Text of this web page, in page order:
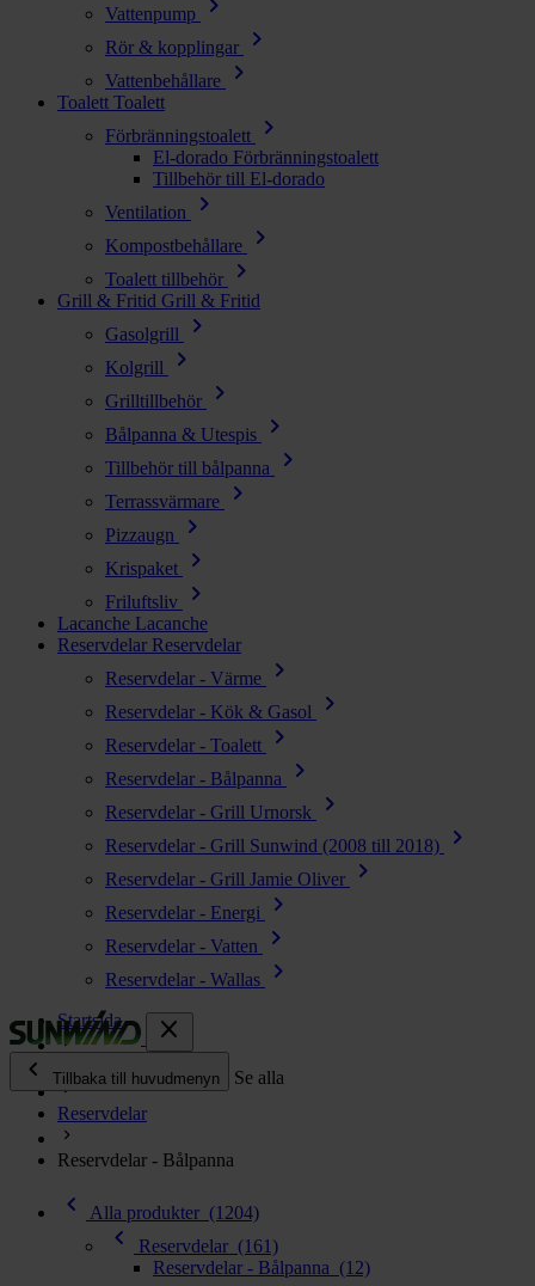
Vattenpump
Rör & kopplingar chevron_right
Vattenbehållare chevron_right
Toalett Toalett
Förbränningstoalett
chevron_right
El-dorado Förbränningstoalett
Tillbehör till El-dorado
Ventilation
chevron_right
Kompostbehållare chevron_right
Toalett tillbehör chevron_right
Grill & Fritid Grill & Fritid
Gasolgrill
chevron_right
Kolgrill chevron_right
Grilltillbehör chevron_right
Bålpanna & Utespis chevron_right
Tillbehör till bålpanna chevron_right
Terrassvärmare chevron_right
Pizzaugn chevron_right
Krispaket chevron_right
Friluftsliv chevron_right
Lacanche Lacanche
Reservdelar Reservdelar
Reservdelar - Värme
chevron_right
Reservdelar - Kök & Gasol chevron_right
Reservdelar - Toalett chevron_right
Reservdelar - Bålpanna chevron_right
Reservdelar - Grill Urnorsk chevron_right
Reservdelar - Grill Sunwind (2008 till 2018) chevron_right
Reservdelar - Grill Jamie Oliver chevron_right
Reservdelar - Energi chevron_right
Reservdelar - Vatten chevron_right
Reservdelar - Wallas
chevron_right
close
chevron_left
Tillbaka till huvudmenyn Se alla
Energi chevron_right
chevron_right
Värme chevron_right
Vatten
chevron_right
Startsida
Reservdelar
Reservdelar - Bålpanna
chevron_left Alla produkter (1204)
chevron_left Reservdelar (161)
Reservdelar - Bålpanna (12)